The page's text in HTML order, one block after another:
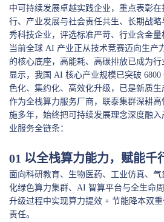
中可持续发展卓越实践企业，重点表彰
行、产业发展与社会责任共生、长期战
秀科技企业，评选标准严苛、行业含金量
当前全球 AI 产业正从技术竞赛迈向生产
的核心底座，高能耗、高碳排放已成为
显示，我国 AI 核心产业规模已突破
色化、集约化、高效化升级，已是新质生
作为全栈算力服务厂商，联泰集群深耕
施多年，始终把可持续发展理念深度融
业服务全链条：
01 以全栈算力能力，赋能千
面向科研教育、生物医药、工业仿真、
化绿色算力集群、AI 智算平台与全生命
升级过程中实现算力提效 + 节能降本双
责任。